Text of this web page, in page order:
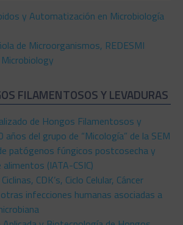
y Automatización en Microbiología
de Microorganismos, REDESMI
FILAMENTOSOS Y LEVADURAS
de Hongos Filamentosos y
años del grupo de “Micología” de la SEM
patógenos fúngicos postcosecha y
(IATA-CSIC)
Ciclinas, CDK’s, Ciclo Celular, Cáncer
infecciones humanas asociadas a